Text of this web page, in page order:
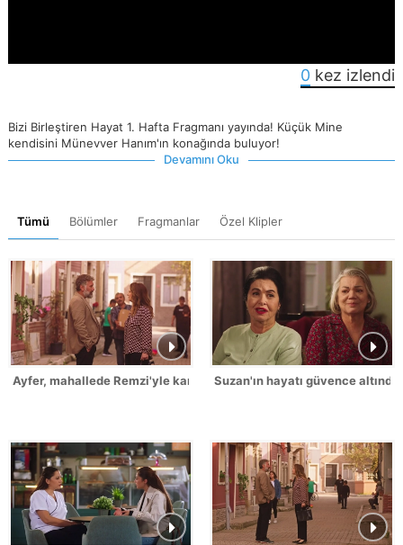
0 kez izlendi
Bizi Birleştiren Hayat 1. Hafta Fragmanı yayında! Küçük Mine
kendisini Münevver Hanım'ın konağında buluyor!
Devamını Oku
Tümü Bölümler Fragmanlar Özel Klipler
Ayfer, mahallede Remzi'yle karşılaşıyor!Suzan'ın hayatı güvence altında!